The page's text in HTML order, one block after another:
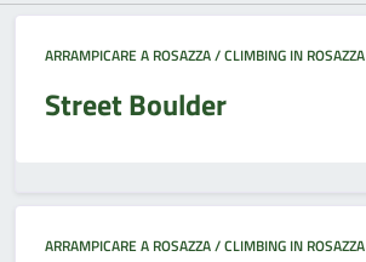
ARRAMPICARE A ROSAZZA / CLIMBING IN ROSAZZA
Street Boulder
ARRAMPICARE A ROSAZZA / CLIMBING IN ROSAZZA